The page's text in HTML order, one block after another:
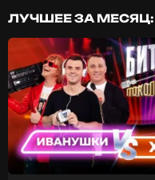
ЛУЧШЕЕ ЗА МЕСЯЦ: